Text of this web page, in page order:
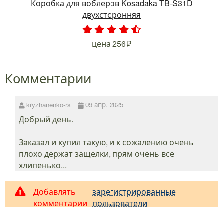
Коробка для воблеров Kosadaka TB-S31D
двухсторонняя
. .
цена 256
Комментарии
kryzhanenko-rs 09 апр. 2025
Добрый день.
Заказал и купил такую, и к сожалению очень
плохо держат защелки, прям очень все
хлипенько...
Добавлять
комментарии
зарегистрированные
пользователи